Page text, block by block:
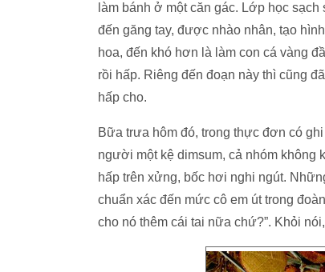
làm bánh ở một căn gác. Lớp học
đến găng tay, được nhào nhân, tạo
hoa, đến khó hơn là làm con cá vàng
rồi hấp. Riêng đến đoạn này thì cũng
hấp cho.
Bữa trưa hôm đó, trong thực đơn có
người một kệ dimsum, cả nhóm không
hấp trên xửng, bốc hơi nghi ngút.
chuẩn xác đến mức cô em út trong
cho nó thêm cái tai nữa chứ?”. Khỏi